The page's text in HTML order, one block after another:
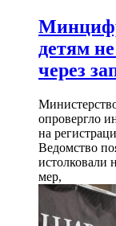
детям
через
опровергло
на
Ведомство
истолковали
мер,